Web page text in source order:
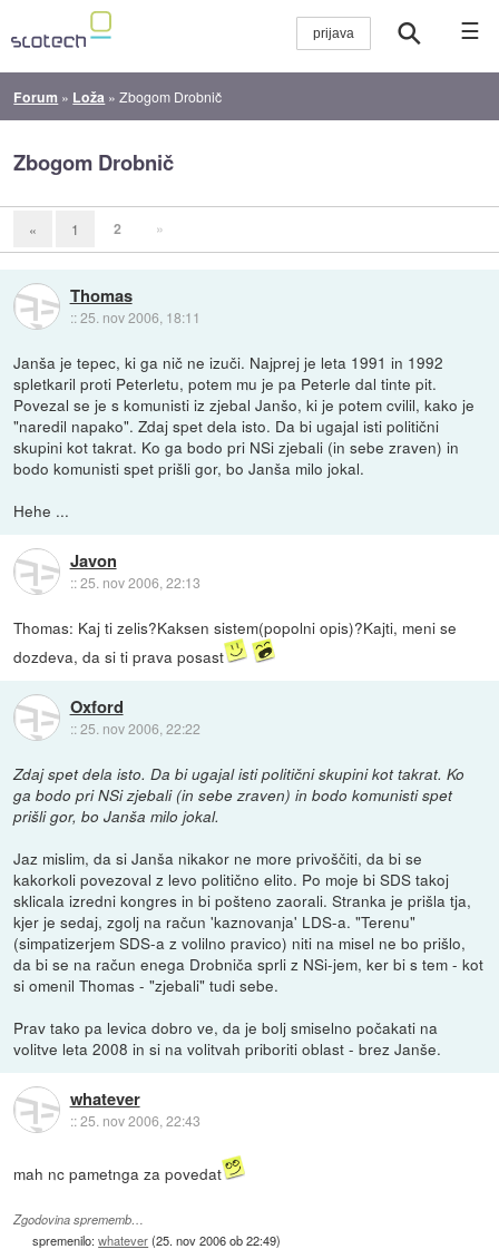
☰
Forum » Loža »Zbogom Drobnič
Zbogom Drobnič
« 1 2 »
Thomas
::25. nov 2006, 18:11
Janša je tepec, ki ga nič ne izuči. Najprej je leta 1991 in 1992
spletkaril proti Peterletu, potem mu je pa Peterle dal tinte pit.
Povezal se je s komunisti iz zjebal Janšo, ki je potem cvilil, kako je
"naredil napako". Zdaj spet dela isto. Da bi ugajal isti politični
skupini kot takrat. Ko ga bodo pri NSi zjebali (in sebe zraven) in
bodo komunisti spet prišli gor, bo Janša milo jokal.
Hehe ...
Javon
::25. nov 2006, 22:13
Thomas: Kaj ti zelis?Kaksen sistem(popolni opis)?Kajti, meni se
dozdeva, da si ti prava posast
Oxford
::25. nov 2006, 22:22
Zdaj spet dela isto. Da bi ugajal isti politični skupini kot takrat. Ko
ga bodo pri NSi zjebali (in sebe zraven) in bodo komunisti spet
prišli gor, bo Janša milo jokal.
Jaz mislim, da si Janša nikakor ne more privoščiti, da bi se
kakorkoli povezoval z levo politično elito. Po moje bi SDS takoj
sklicala izredni kongres in bi pošteno zaorali. Stranka je prišla tja,
kjer je sedaj, zgolj na račun 'kaznovanja' LDS-a. "Terenu"
(simpatizerjem SDS-a z volilno pravico) niti na misel ne bo prišlo,
da bi se na račun enega Drobniča sprli z NSi-jem, ker bi s tem - kot
si omenil Thomas - "zjebali" tudi sebe.
Prav tako pa levica dobro ve, da je bolj smiselno počakati na
volitve leta 2008 in si na volitvah priboriti oblast - brez Janše.
whatever
::25. nov 2006, 22:43
mah nc pametnga za povedat
Zgodovina sprememb…
spremenilo:whatever(25. nov 2006 ob 22:49)